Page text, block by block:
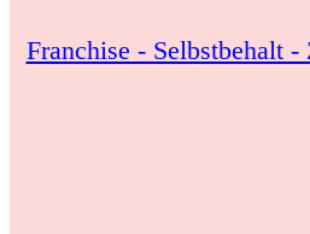
Franchise - Selbstbehalt -